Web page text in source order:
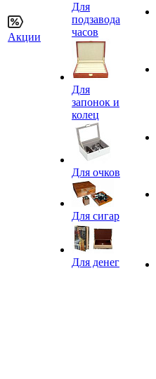
Акции
Для
подзавода
часов
Для
запонок и
колец
Для очков
Для сигар
Для денег